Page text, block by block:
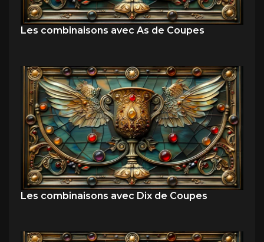
Les combinaisons avec As de Coupes
Les combinaisons avec Dix de Coupes